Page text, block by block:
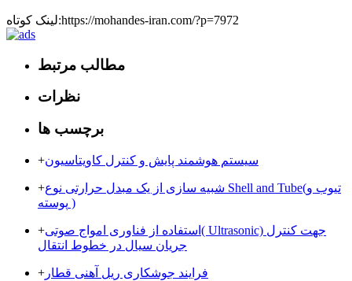
لینک کوتاه:https://mohandes-iran.com/?p=7972
مطالب مرتبط
نظرات
برچسب ها
+سیستم هوشمند پایش و کنترل کاویتاسیون
+شبیه سازی از یک مبدل حرارتی نوع Shell and Tube(تیوب و
پوسته )
+استفاده از فناوری امواج صوتی( Ultrasonic) جهت کنترل
جریان سیال در خطوط انتقال
+ فرایند جوشکاری ریل آهنی قطار